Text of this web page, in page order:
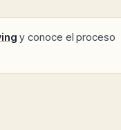
y conoce el proceso